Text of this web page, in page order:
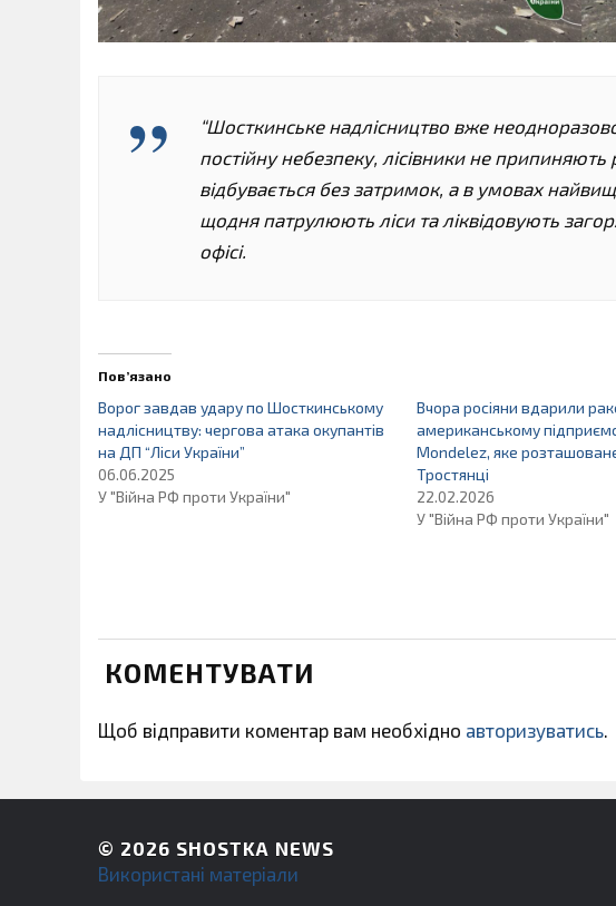
“Шосткинське надлісництво вже
постійну небезпеку, лісівники не припиняють
відбувається без затримок, а в умовах
щодня патрулюють ліси та ліквідовують
офісі.
Пов’язано
Ворог завдав удару по Шосткинському
надлісництву: чергова атака окупантів
на ДП “Ліси України”
06.06.2025
У "Війна РФ проти України"
Вчора росіяни вдарили
американському
Mondelez, яке
Тростянці
22.02.2026
У "Війна РФ проти України"
КОМЕНТУВАТИ
Щоб відправити коментар вам необхідно авторизуватись
© 2026 SHOSTKA NEWS
Використані матеріали